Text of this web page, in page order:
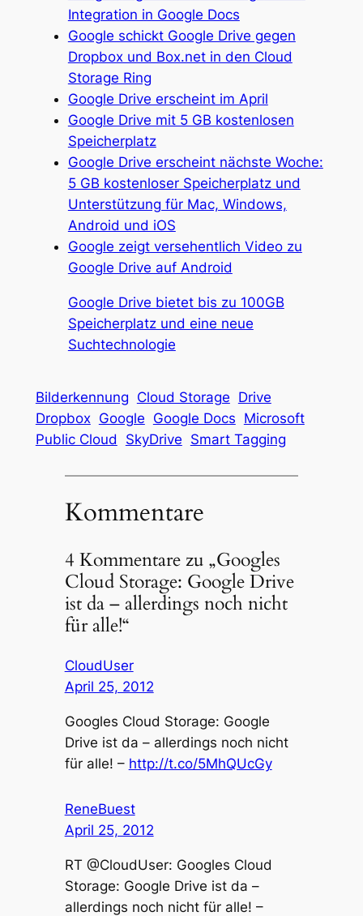
Integration in Google Docs
Google schickt Google Drive gegen
Dropbox und Box.net in den Cloud
Storage Ring
Google Drive erscheint im April
Google Drive mit 5 GB kostenlosen
Speicherplatz
Google Drive erscheint nächste Woche:
5 GB kostenloser Speicherplatz und
Unterstützung für Mac, Windows,
Android und iOS
Google zeigt versehentlich Video zu
Google Drive auf Android
Google Drive bietet bis zu 100GB
Speicherplatz und eine neue
Suchtechnologie
Bilderkennung Cloud Storage Drive
Dropbox Google Google Docs Microsoft
Public Cloud
SkyDrive Smart Tagging
Kommentare
4 Kommentare zu „Googles
Cloud Storage: Google Drive
ist da – allerdings noch nicht
für alle!“
CloudUser
April 25, 2012
Googles Cloud Storage: Google
Drive ist da – allerdings noch nicht
für alle! – http://t.co/5MhQUcGy
ReneBuest
April 25, 2012
RT @CloudUser: Googles Cloud
Storage: Google Drive ist da –
allerdings noch nicht für alle! –